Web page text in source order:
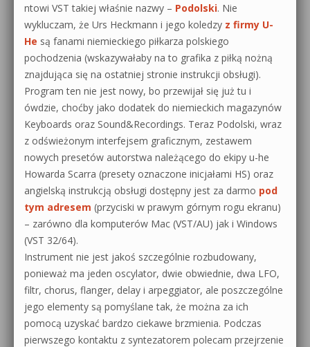
Pakiety
Regulamin
Działanie sklepu internetowego
Wyszukiwanie
ntowi VST takiej właśnie nazwy – Podolski. Nie
wykluczam, że Urs Heckmann i jego koledzy z firmy U-
He są fanami niemieckiego piłkarza polskiego
pochodzenia (wskazywałaby na to grafika z piłką nożną
znajdująca się na ostatniej stronie instrukcji obsługi).
Program ten nie jest nowy, bo przewijał się już tu i
ówdzie, choćby jako dodatek do niemieckich magazynów
Keyboards oraz Sound&Recordings. Teraz Podolski, wraz
z odświeżonym interfejsem graficznym, zestawem
nowych presetów autorstwa należącego do ekipy u-he
Howarda Scarra (presety oznaczone inicjałami HS) oraz
angielską instrukcją obsługi dostępny jest za darmo pod
tym adresem (przyciski w prawym górnym rogu ekranu)
– zarówno dla komputerów Mac (VST/AU) jak i Windows
(VST 32/64).
Instrument nie jest jakoś szczególnie rozbudowany,
ponieważ ma jeden oscylator, dwie obwiednie, dwa LFO,
filtr, chorus, flanger, delay i arpeggiator, ale poszczególne
jego elementy są pomyślane tak, że można za ich
pomocą uzyskać bardzo ciekawe brzmienia. Podczas
pierwszego kontaktu z syntezatorem polecam przejrzenie